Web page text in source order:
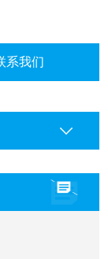
系我们